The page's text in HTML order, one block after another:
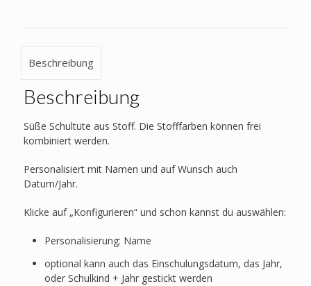
Beschreibung
Beschreibung
Süße Schultüte aus Stoff. Die Stofffarben können frei
kombiniert werden.
Personalisiert mit Namen und auf Wunsch auch
Datum/Jahr.
Klicke auf „Konfigurieren“ und schon kannst du auswählen:
Personalisierung: Name
optional kann auch das Einschulungsdatum, das Jahr,
oder Schulkind + Jahr gestickt werden